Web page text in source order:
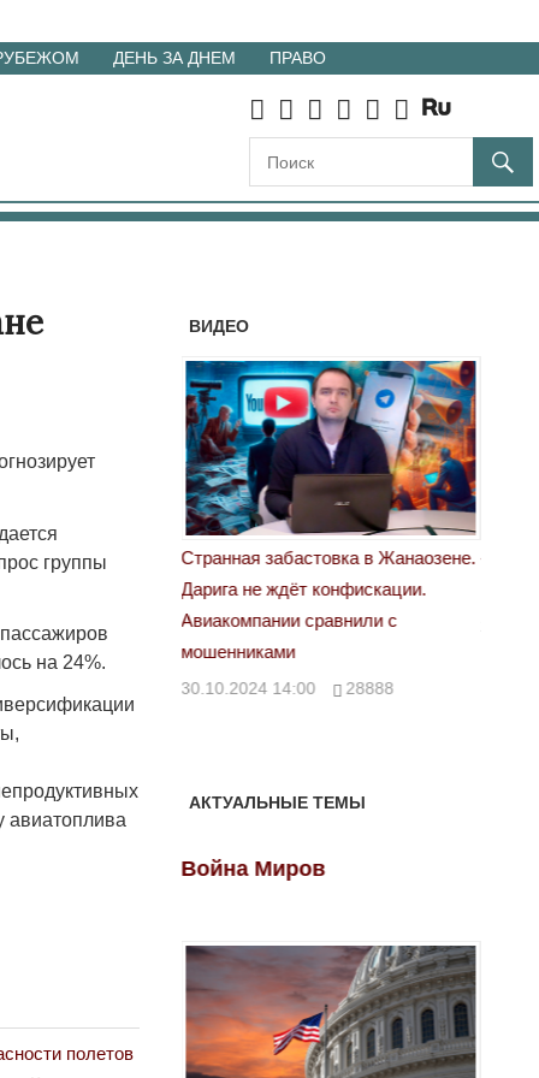
ДЕНЬ ЗА ДНЕМ ПРАВО
группы
на 24%.
авиатоплива
полетов
ВИДЕО
в Жанаозене.
«Новый Казахстан не говорит всей
правды»
29.10.2024 09:00 39623
АКТУАЛЬНЫЕ ТЕМЫ
Война Миров